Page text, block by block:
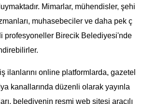
Mimarlar, mühendisler, şehi
muhasebeciler ve daha pek ç
profesyoneller Birecik Belediyesi'nde
ilanlarını online platformlarda, gazetel
kanallarında düzenli olarak yayınla
belediyenin resmi web sitesi aracılı